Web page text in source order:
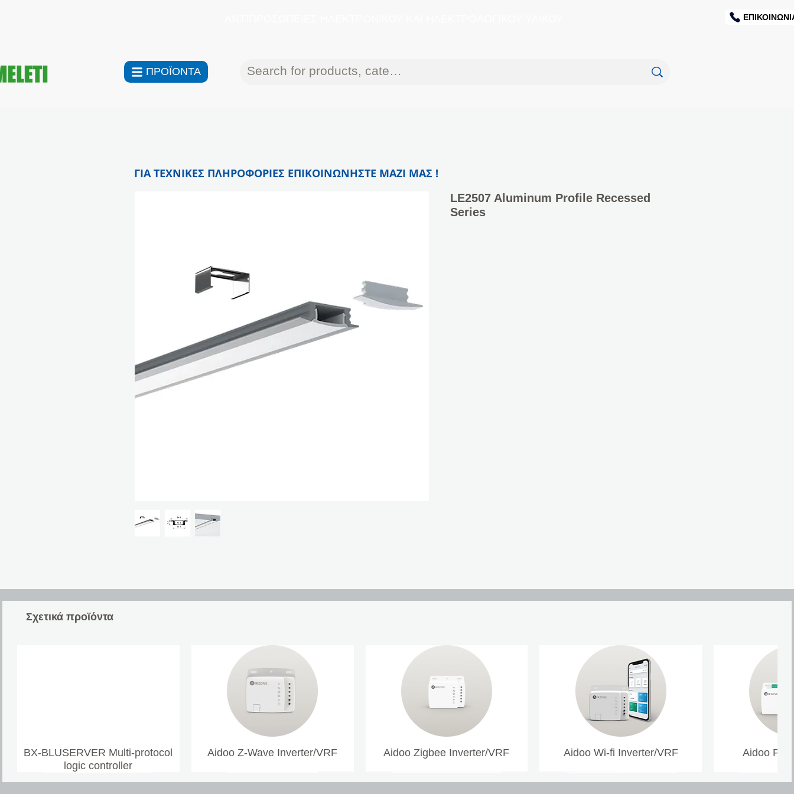
ΠΡΟΪΟΝΤΑ
LE2507 Aluminum Profile Recessed
Series
ΓΙΑ ΤΕΧΝΙΚΕΣ ΠΛΗΡΟΦΟΡΙΕΣ ΕΠΙΚΟΙΝΩΝΗΣΤΕ ΜΑΖΙ ΜΑΣ !
Σχετικά προϊόντα
BX-BLUSERVER Multi-protocol
logic controller
Aidoo Z-Wave Inverter/VRF Aidoo Zigbee Inverter/VRF Aidoo Wi-fi Inverter/VRF Aidoo Pro